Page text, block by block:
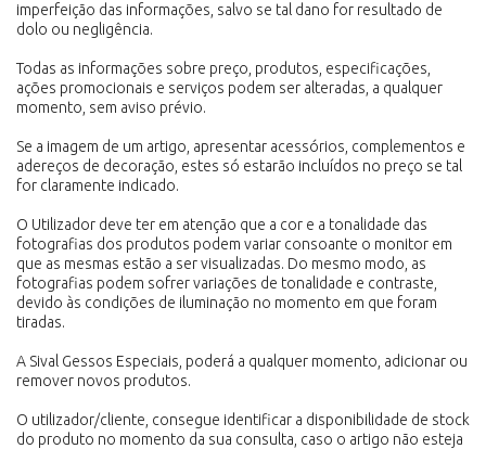
imperfeição das informações, salvo se tal dano for resultado de
dolo ou negligência.
Todas as informações sobre preço, produtos, especificações,
ações promocionais e serviços podem ser alteradas, a qualquer
momento, sem aviso prévio.
Se a imagem de um artigo, apresentar acessórios, complementos e
adereços de decoração, estes só estarão incluídos no preço se tal
for claramente indicado.
O Utilizador deve ter em atenção que a cor e a tonalidade das
fotografias dos produtos podem variar consoante o monitor em
que as mesmas estão a ser visualizadas. Do mesmo modo, as
fotografias podem sofrer variações de tonalidade e contraste,
devido às condições de iluminação no momento em que foram
tiradas.
A Sival Gessos Especiais, poderá a qualquer momento, adicionar ou
remover novos produtos.
O utilizador/cliente, consegue identificar a disponibilidade de stock
do produto no momento da sua consulta, caso o artigo não esteja